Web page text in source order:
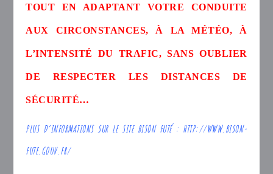
TOUT EN ADAPTANT VOTRE CONDUITE
AUX CIRCONSTANCES, À LA MÉTÉO, À
L’INTENSITÉ DU TRAFIC, SANS OUBLIER
DE RESPECTER LES DISTANCES DE
SÉCURITÉ…
PLUS D’INFORMATIONS SUR LE SITE BISON FUTÉ : HTTP://WWW.BISON-
FUTE.GOUV.FR/